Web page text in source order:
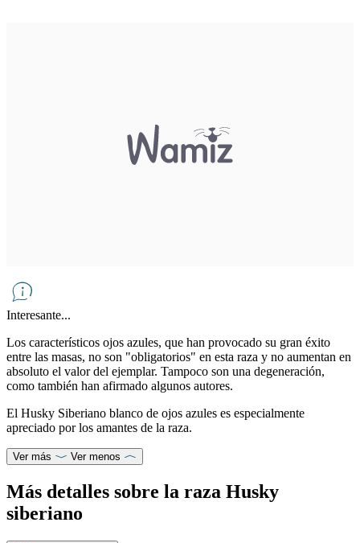
Interesante...
Los característicos ojos azules, que han provocado su gran éxito
entre las masas, no son "obligatorios" en esta raza y no aumentan en
absoluto el valor del ejemplar. Tampoco son una degeneración,
como también han afirmado algunos autores.
El Husky Siberiano blanco de ojos azules es especialmente
apreciado por los amantes de la raza.
Ver más Ver menos
Más detalles sobre la raza Husky
siberiano